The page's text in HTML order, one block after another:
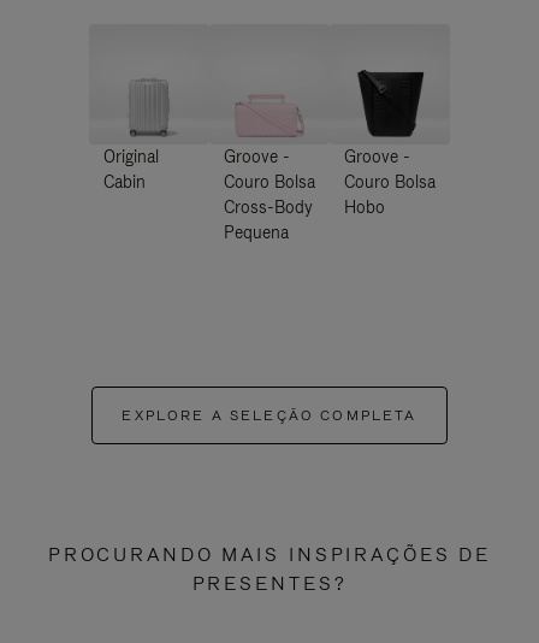
Original
Cabin
Groove -
Couro Bolsa
Cross-Body
Pequena
Groove -
Couro Bolsa
Hobo
EXPLORE A SELEÇÃO COMPLETA
PROCURANDO MAIS INSPIRAÇÕES DE
PRESENTES?